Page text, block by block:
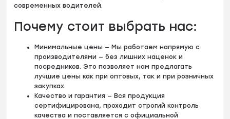
современных водителей.
Почему стоит выбрать нас:
Минимальные цены — Мы работаем напрямую с
производителями — без лишних наценок и
посредников. Это позволяет нам предлагать
лучшие цены как при оптовых, так и при розничных
закупках.
Качество и гарантия — Вся продукция
сертифицирована, проходит строгий контроль
качества и поставляется с официальной